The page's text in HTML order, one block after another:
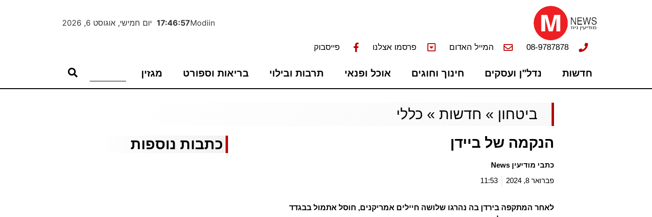
Modiin
17:46:58 יום חמישי, אוגוסט 6, 2026
08-9787878 המייל האדום פרסמו אצלנו פייסבוק
חדשות נדל"ן ועסקים חינוך וחוגים אוכל ופנאי תרבות ובילוי בריאות וספורט מגזין
ביטחון » חדשות » כללי
הנקמה של ביידן
כתבי מודיעין News
פברואר 8, 2024
11:53
לאחר המתקפה בירדן בה נהרגו שלושה חיילים אמריקנים, חוסל אתמול בבגדד
כתבות נוספות